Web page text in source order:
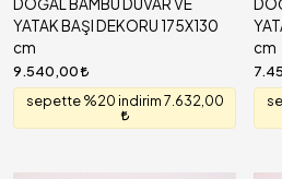
YATAK BAŞI DEKORU 175X130
cm
9.540,00
sepette %20 indirim 7.632,00
cm